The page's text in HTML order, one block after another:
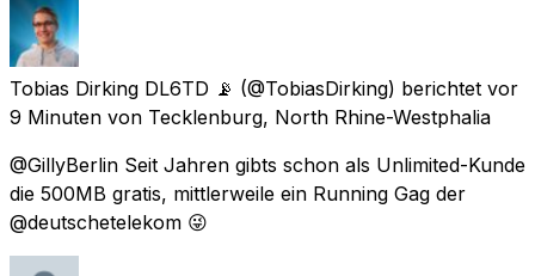
Tobias Dirking DL6TD 📡 (@TobiasDirking) berichtet vor
9 Minuten von Tecklenburg, North Rhine-Westphalia
@GillyBerlin Seit Jahren gibts schon als Unlimited-Kunde
die 500MB gratis, mittlerweile ein Running Gag der
@deutschetelekom 😜